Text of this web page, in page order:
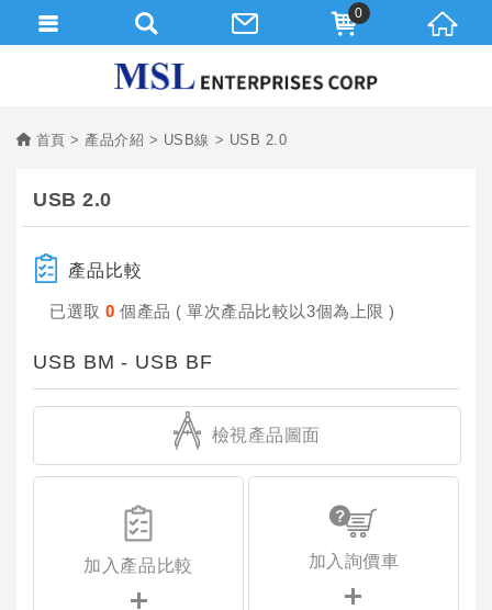
首頁 產品介紹 USB線 USB 2.0
USB 2.0
產品比較
已選取 0個產品 ( 單次產品比較以3個為上限 )
USB BM - USB BF
檢視產品圖面
加入產品比較 加入詢價車
0